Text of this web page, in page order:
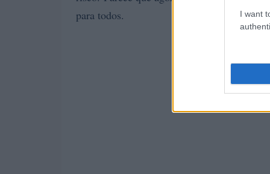
I want
para todos.